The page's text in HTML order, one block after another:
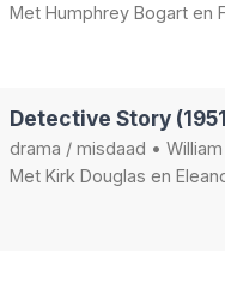
Met Humphrey Bogart en
Detective Story
drama / misdaad •
Met Kirk Douglas en